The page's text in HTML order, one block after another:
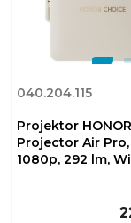
040.204.115
Projektor HONOR
Projector Air Pro,
1080p, 292 lm,